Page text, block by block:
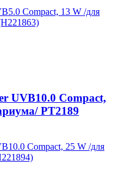
UVB10.0 Compact,
PT2189